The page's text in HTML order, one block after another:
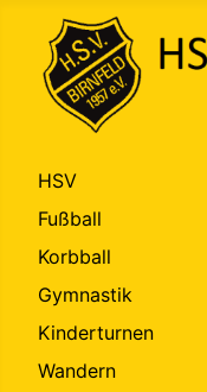
HSV
Fußball
Korbball
Gymnastik
Kinderturnen
Wandern